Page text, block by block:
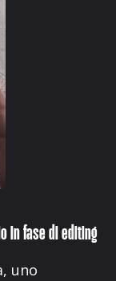
in fase di editing
uno